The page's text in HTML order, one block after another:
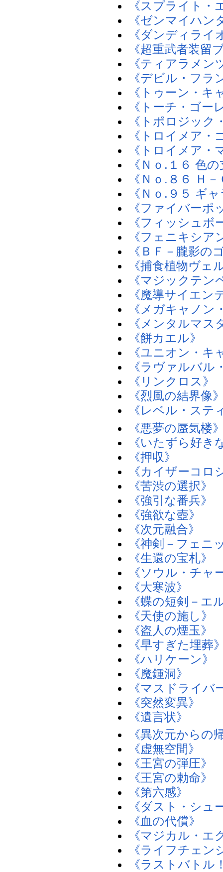
《スプライト・
《ゼンマイハン
《ダンディライ
《超重武者装留
《ティアラメン
《デビル・フラ
《トゥーン・キ
《トーチ・ゴー
《トポロジッ
《トロイメア・
《トロイメア・
《Ｎｏ.１６ 色
《Ｎｏ.８６ Ｈ
《Ｎｏ.９５ ギ
《ファイバーポ
《フィッシュボ
《フェニキシ
《ＢＦ－朧影の
《捕食植物ヴェ
《マジックテン
《魔導サイエン
《メガキャノン
《メンタルマス
《餅カエル》
《ユニオン・キ
《ラヴァルバル
《リンクロス》
《烈風の結界像
《レベル・ステ
《悪夢の蜃気楼
《いたずら好き
《押収》
《カイザーコロ
《苦渋の選択》
《強引な番兵》
《強欲な壺》
《次元融合》
《神剣－フェニ
《生還の宝札》
《ソウル・チャ
《大寒波》
《蝶の短剣－エ
《天使の施し》
《盗人の煙玉》
《早すぎた埋葬
《ハリケーン》
《魔鍾洞》
《マスドライバ
《突然変異》
《遺言状》
《異次元からの
《虚無空間》
《王宮の弾圧》
《王宮の勅命》
《第六感》
《ダスト・シュ
《血の代償》
《マジカル・エ
《ライフチェン
《ラストバトル